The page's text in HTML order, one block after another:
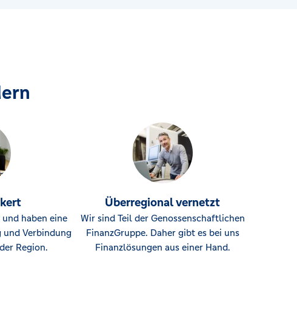
haben eine
und Verbindung
Region.
Überregional vernetzt
Wir sind Teil der Genossenschaftlichen
FinanzGruppe. Daher gibt es bei uns
Finanzlösungen aus einer Hand.